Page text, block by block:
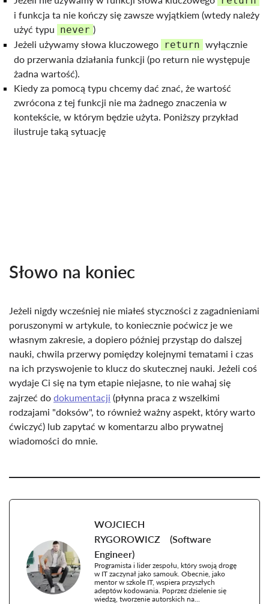
i funkcja ta nie kończy się zawsze wyjątkiem (wtedy należy
użyć typu never )
Jeżeli używamy słowa kluczowego return wyłącznie
do przerwania działania funkcji (po return nie występuje
żadna wartość).
Kiedy za pomocą typu chcemy dać znać, że wartość
zwrócona z tej funkcji nie ma żadnego znaczenia w
kontekście, w którym będzie użyta. Poniższy przykład
ilustruje taką sytuację
Słowo na koniec
Jeżeli nigdy wcześniej nie miałeś styczności z zagadnieniami
poruszonymi w artykule, to koniecznie poćwicz je we
własnym zakresie, a dopiero później przystąp do dalszej
nauki, chwila przerwy pomiędzy kolejnymi tematami i czas
na ich przyswojenie to klucz do skutecznej nauki. Jeżeli coś
wydaje Ci się na tym etapie niejasne, to nie wahaj się
zajrzeć do dokumentacji (płynna praca z wszelkimi
rodzajami "doksów", to również ważny aspekt, który warto
ćwiczyć) lub zapytać w komentarzu albo prywatnej
wiadomości do mnie.
WOJCIECH
RYGOROWICZ
(Software
Engineer)
Programista i lider zespołu, który swoją drogę
w IT zaczynał jako samouk. Obecnie, jako
mentor w szkole IT, wspiera przyszłych
adeptów kodowania. Poprzez dzielenie się
wiedzą, tworzenie autorskich na...